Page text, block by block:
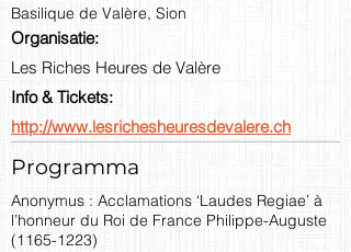
Basilique de Valère, Sion
Organisatie:
Les Riches Heures de Valère
Info & Tickets:
http://www.lesrichesheuresdevalere.ch
Programma
Anonymus : Acclamations ‘Laudes Regiae’ à
l’honneur du Roi de France Philippe-Auguste
(1165-1223)